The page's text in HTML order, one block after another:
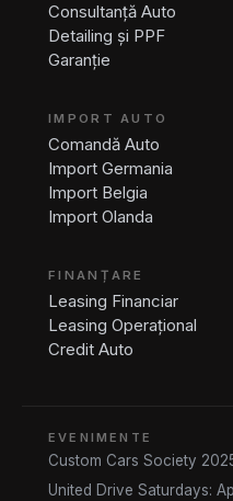
Consultanță Auto
Detailing și PPF
Garanție
IMPORT AUTO
Comandă Auto
Import Germania
Import Belgia
Import Olanda
FINANȚARE
Leasing Financiar
Leasing Operațional
Credit Auto
EVENIMENTE
Custom Cars Society
United Drive Saturdays: